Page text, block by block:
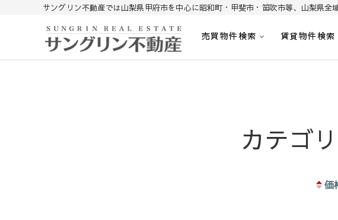
サングリン不動産では山梨県甲府市を中心に昭和町・甲斐市・笛吹市等、山梨県
山梨不動産｜不動産売買、賃貸、無料査定｜山梨県甲府市を中心に昭和町・甲斐市・笛
売買物件検索 賃貸物件検索
カテゴ
価